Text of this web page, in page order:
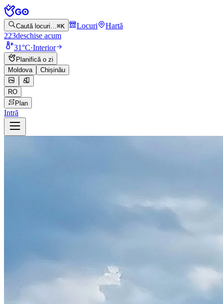
Caută locuri…⌘K Locuri
Hartă
223deschise acum
31°C·Interior
Planifică o zi
Moldova
Chișinău
RO
Plan
Intră